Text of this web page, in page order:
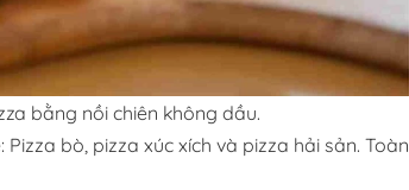
bằng nồi chiên không dầu.
bò, pizza xúc xích và pizza hải sản. Toàn